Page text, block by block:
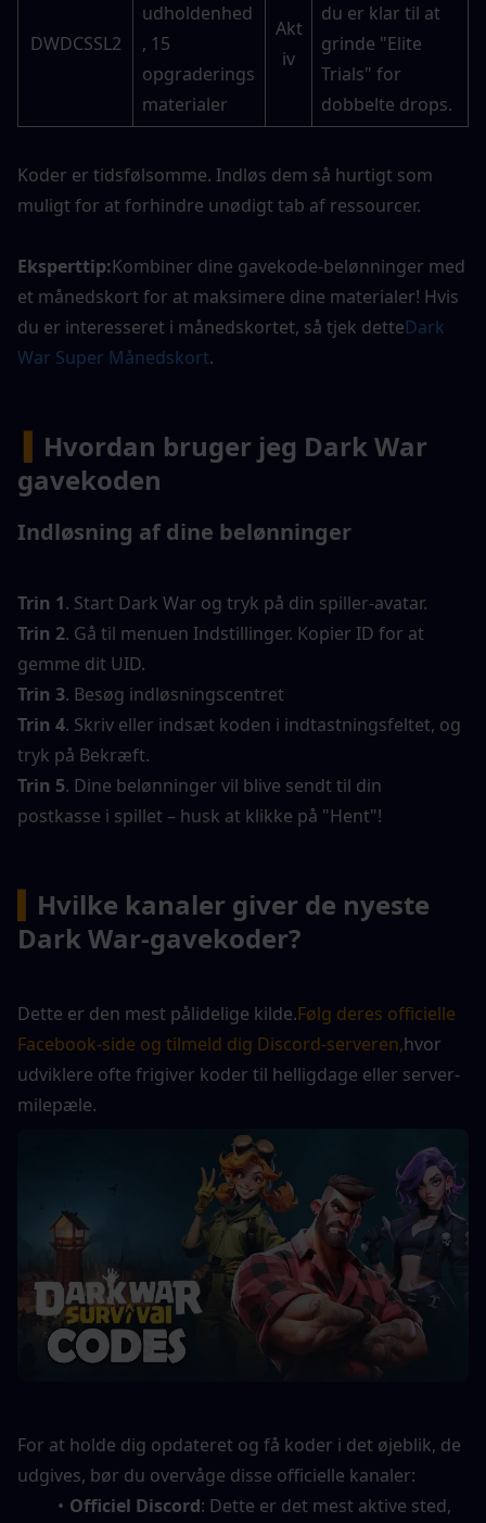
DWDCSSL2
udholdenhed
, 15
opgraderings
materialer
Akt
iv
du er klar til at
grinde "Elite
Trials" for
dobbelte drops.
Koder er tidsfølsomme. Indløs dem så hurtigt som
muligt for at forhindre unødigt tab af ressourcer.
Eksperttip:Kombiner dine gavekode-belønninger med
et månedskort for at maksimere dine materialer! Hvis
du er interesseret i månedskortet, så tjek detteDark
War Super Månedskort.
Hvordan bruger jeg Dark War
gavekoden
Indløsning af dine belønninger
Trin 1. Start Dark War og tryk på din spiller-avatar.
Trin 2. Gå til menuen Indstillinger. Kopier ID for at
gemme dit UID.
Trin 3. Besøg indløsningscentret
Trin 4. Skriv eller indsæt koden i indtastningsfeltet, og
tryk på Bekræft.
Trin 5. Dine belønninger vil blive sendt til din
postkasse i spillet – husk at klikke på "Hent"!
Hvilke kanaler giver de nyeste
Dark War-gavekoder?
Dette er den mest pålidelige kilde.Følg deres officielle
Facebook-side og tilmeld dig Discord-serveren,hvor
udviklere ofte frigiver koder til helligdage eller server-
milepæle.
For at holde dig opdateret og få koder i det øjeblik, de
udgives, bør du overvåge disse officielle kanaler:
Officiel Discord: Dette er det mest aktive sted,